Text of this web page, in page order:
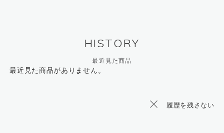
HISTORY
最近見た商品
最近見た商品がありません。
履歴を残さない